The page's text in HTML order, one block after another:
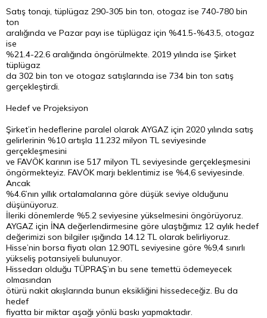
Satış tonajı, tüplügaz 290-305 bin ton, otogaz ise 740-780 bin
ton
aralığında ve Pazar payı ise tüplügaz için %41.5-%43.5, otogaz
ise
%21.4-22.6 aralığında öngörülmekte. 2019 yılında ise Şirket
tüplügaz
da 302 bin ton ve otogaz satışlarında ise 734 bin ton satış
gerçekleştirdi.
Hedef ve Projeksiyon
Şirket’in hedeflerine paralel olarak AYGAZ için 2020 yılında satış
gelirlerinin %10 artışla 11.232 milyon TL seviyesinde
gerçekleşmesini
ve FAVÖK karının ise 517 milyon TL seviyesinde gerçekleşmesini
öngörmekteyiz. FAVÖK marjı beklentimiz ise %4,6 seviyesinde.
Ancak
%4.6’nın yıllık ortalamalarına göre düşük seviye olduğunu
düşünüyoruz.
İleriki dönemlerde %5.2 seviyesine yükselmesini öngörüyoruz.
AYGAZ için İNA değerlendirmesine göre ulaştığımız 12 aylık hedef
değerimizi son bilgiler ışığında 14.12 TL olarak belirliyoruz.
Hisse’nin borsa fiyatı olan 12.90TL seviyesine göre %9,4 sınırlı
yükseliş potansiyeli bulunuyor.
Hissedarı olduğu TÜPRAŞ’ın bu sene temettü ödemeyecek
olmasından
ötürü nakit akışlarında bunun eksikliğini hissedeceğiz. Bu da
hedef
fiyatta bir miktar aşağı yönlü baskı yapmaktadır.